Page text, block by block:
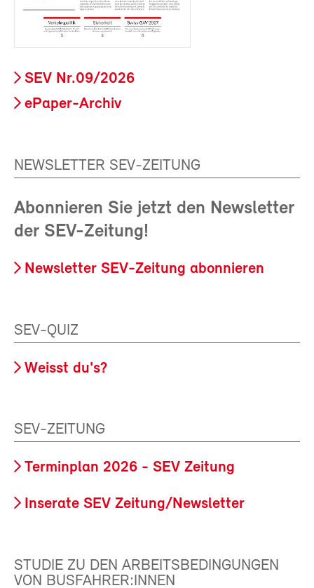
SEV Nr.09/2026
ePaper-Archiv
NEWSLETTER SEV-ZEITUNG
Abonnieren Sie jetzt den Newsletter
der SEV-Zeitung!
Newsletter SEV-Zeitung abonnieren
SEV-QUIZ
Weisst du's?
SEV-ZEITUNG
Terminplan 2026 - SEV Zeitung
Inserate SEV Zeitung/Newsletter
STUDIE ZU DEN ARBEITSBEDINGUNGEN
VON BUSFAHRER:INNEN